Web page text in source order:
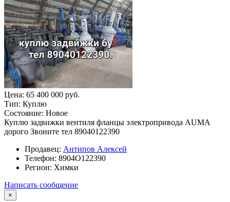
Цена: 65 400 000 руб.
Тип: Куплю
Состояние: Новое
Куплю задвижки вентиля фланцы электропривода AUMA
дорого Звоните тел 89040122390
Продавец: Антипов Алексей
Телефон: 8904О122390
Регион: Химки
Написать сообщение
×